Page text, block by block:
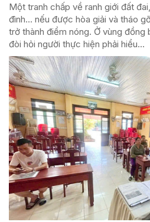
Một tranh chấp về ranh giới đất
đình... nếu được hòa giải và tháo
trở thành điểm nóng. Ở vùng đồng
đòi hỏi người thực hiện phải hiểu...